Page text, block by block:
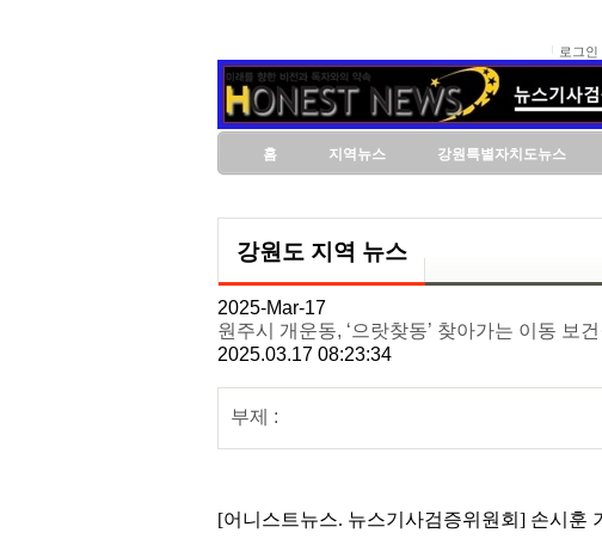
로그인
홈 지역뉴스 강원특별자치도뉴스
강원도 지역 뉴스
2025-Mar-17
원주시 개운동, ‘으랏찾동’ 찾아가는 이동 보건
2025.03.17 08:23:34
부제 :
[어니스트뉴스. 뉴스기사검증위원회] 손시훈